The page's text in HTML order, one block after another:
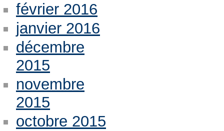
février 2016
janvier 2016
décembre
2015
novembre
2015
octobre 2015